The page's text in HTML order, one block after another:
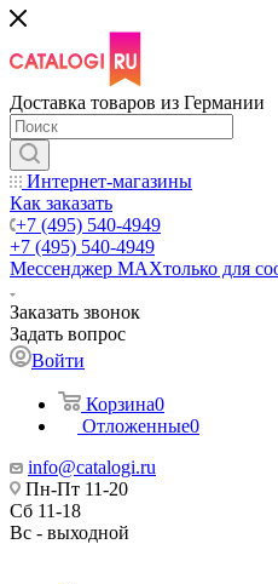
Доставка товаров из Германии
Интернет-магазины
Как заказать
+7 (495) 540-4949
+7 (495) 540-4949
Мессенджер МАХтолько для
Заказать звонок
Задать вопрос
Войти
Корзина0
Отложенные0
info@catalogi.ru
Пн-Пт 11-20
Сб 11-18
Вс - выходной